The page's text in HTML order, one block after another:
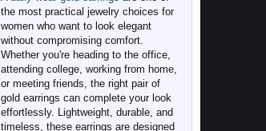
the most practical jewelry choices for
women who want to look elegant
without compromising comfort.
Whether you're heading to the office,
attending college, working from home,
or meeting friends, the right pair of
gold earrings can complete your look
effortlessly. Lightweight, durable, and
timeless, these earrings are designed